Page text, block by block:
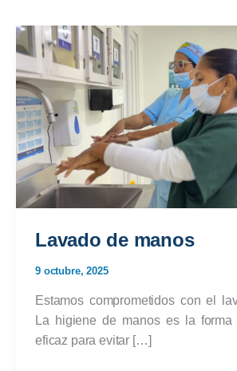
Lavado de manos
9 octubre, 2025
Estamos comprometidos con el
La higiene de manos es la
eficaz para evitar […]